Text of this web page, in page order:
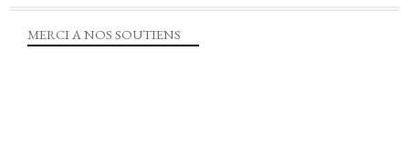
MERCI A NOS SOUTIENS